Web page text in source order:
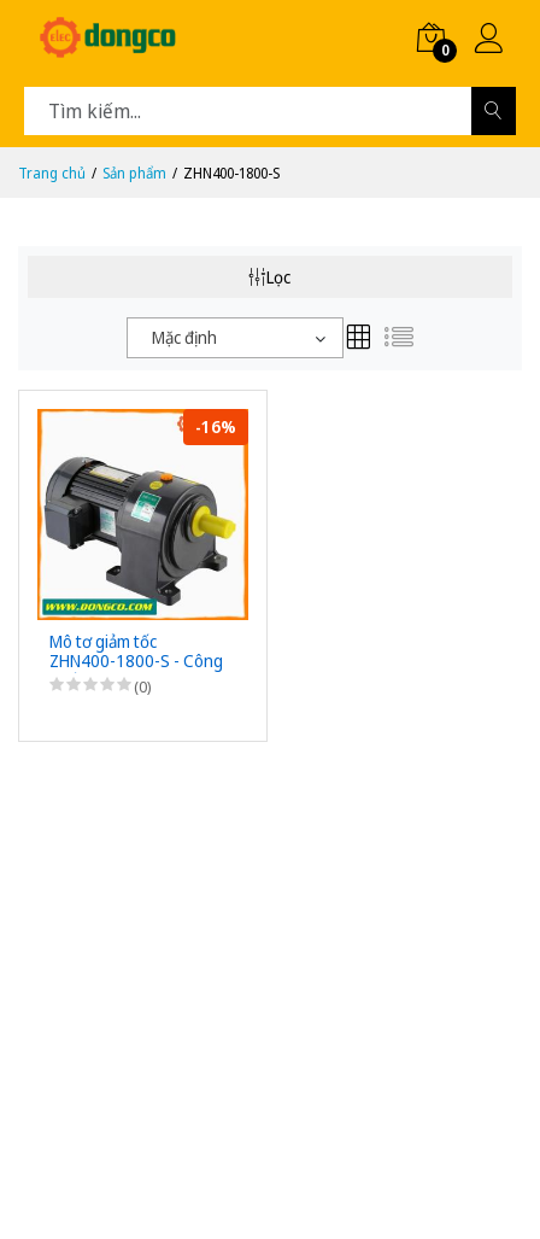
0
Trang chủ Sản phẩm ZHN400-1800-S
Lọc
Mặc định
-16%
Mô tơ giảm tốc
ZHN400-1800-S - Công
suất 400W (1/2HP) -
1/1800 - Chân đế -
(0)